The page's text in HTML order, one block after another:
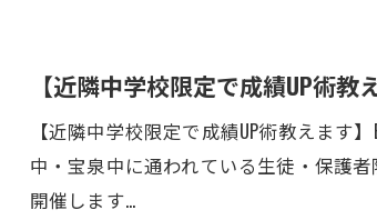
【近隣中学校限定で成績UP術教
【近隣中学校限定で成績UP術教えます
中・宝泉中に通われている生徒・保護
開催します…